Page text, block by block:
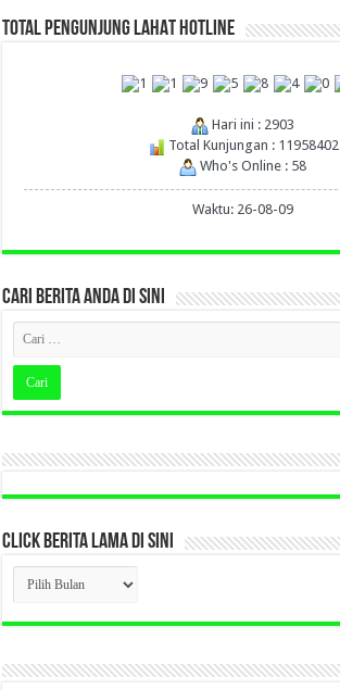
TOTAL PENGUNJUNG LAHAT HOTLINE
Hari ini : 2903
Total Kunjungan : 11958402
Who's Online : 58
Waktu: 26-08-09
CARI BERITA ANDA DI SINI
CLICK BERITA LAMA DI SINI
CLICK
BERITA
LAMA
DI